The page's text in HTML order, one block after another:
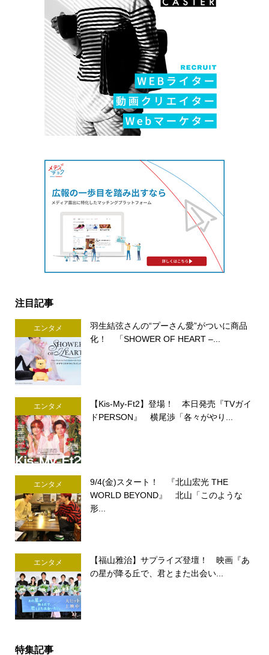
注目記事
エンタメ
羽生結弦さんの“プーさん愛”がついに商品
化！ 「SHOWER OF HEART –...
エンタメ
【Kis-My-Ft2】登場！ 本日発売『TVガイ
ドPERSON』 横尾渉「各々がやり...
エンタメ
9/4(金)スタート！ 『北山宏光 THE
WORLD BEYOND』 北山「このような
形...
エンタメ
【福山雅治】サプライズ登壇！ 映画『あ
の星が降る丘で、君とまた出会い...
特集記事